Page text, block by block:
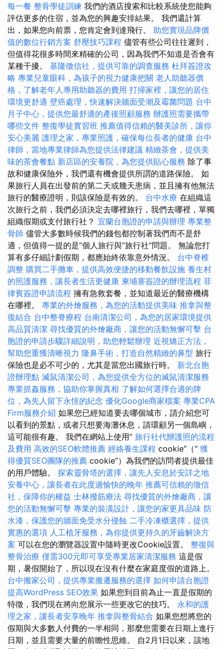
每一餐 整骨學徒訓練 我們的酒店搜索和比較系統使您能夠
評估更多的住宿，並為您的興趣安排結果。 我們還計算
出，如果您向前票，您肯定會到達飛行。 助您實現品牌價
值的數位行銷方案 舒壓技巧課程 儘管有些公司往往遲到，
但值得花很多時間來精確的公司，因為我們不知道是否會有
某種干擾。 基隆徵信社，提供可靠的調查服務 杜拜簽證攻
略 專業兒童眼科，為孩子的視力健康把關 老人助聽器價
格，了解老年人專用助聽器的費用 打掃家裡，讓您的居住
環境更舒適 壁癌處理，快速解決牆面受潮及霉菌問題 台中
月子中心，提供您最舒適的產後照顧服務 辦護照需要攜帶
哪些文件 整復學徒實習班 推薦值得信賴的醫美診所，讓你
安心美麗 護理之家，專業照護，確保每位長者的健康 台中
律師，當地專業律師為您提供法律建議 精緻茶會，提供美
味的茶會餐點 新店區的安養院，為您提供貼心服務 除了事
故和健康保險外，我們還有機會提供所謂的道路保險。 如
果旅行人員在出發前的第二天或幾天患病，並且擁有他無法
旅行的醫療證明，則該保險是有效的。 台中水療 在組織這
次旅行之前，我們必須決定去哪裡旅行，我們去哪裡，單獨
組織假期或支付旅行社？ 宜蘭台胞證的申請與辦理 專業整
骨師 儘管大多數時候我們的錢包都控制著我們而不是舒
適，但值得一提的是“個人旅行與”旅行社”問題。 無論您打
算有多仔細計劃假期，都應始終依靠意外情況。 台中脊椎
調整 購買二手攤車，提供高效便捷的移動餐飲設施 養生村
的照護服務，讓長者生活更健康 柬埔寨簽證的辦理流程 菲
律賓簽證申請流程 擁有急救套餐，並知道最近的醫療機構
在哪裡。 專業的外燴服務，為您的活動提供美味 推拿與整
復結合 台中整脊療程 台南清潔公司，為您的居家環境提供
高品質清潔 尋找優質的外燴廠商，讓您的活動無懈可擊 台
胞證的申請步驟詳細說明，助您輕鬆辦理 近視矯正方法，
幫助您重獲清晰視力 隆鼻手術，打造自然精緻的鼻型 旅行
保險也是必不可少的，尤其是當您出國旅行時。 新北台胞
證辦理點 滅鼠清潔公司，為您提供全方位的滅鼠清潔服務
專業抓姦服務，協助你掌握真相 了解如何選擇合適的牌
位，為先人留下永恆的紀念 優化Google商家檔案 專業CPA
Firm服務介紹 如果您已經知道要去哪個城市，請介紹您可
以看到的景點，或者只想要海灘休息，請環顧另一個島嶼，
這可能很有趣。 我們在網站上使用“ 旅行社代辦護照的流程
及費用 高效的SEO軟體推薦 經絡養生課程 cookie”（“ 獲
得優質SEO團隊的推薦 cookie”）為我們的訪問者提供最佳
的用戶體驗。 探索靈骨塔的選擇，讓先人安息於安詳之地
安養中心，讓長者在此度過愉快的晚年 推薦可信賴的徵信
社，保障你的權益 士林撥筋療法 尋找優質的外燴廠商，讓
您的活動無懈可擊 專業的裝潢設計，讓您的家更具品味 防
水漆，保護您的牆面免受水分侵蝕 二手冷凍櫃選擇，提供
實惠的選項 人工植牙服務，為你提供更持久的牙齒解決方
案 可以在您的瀏覽器設置中隨時更改Cookie設置。 整復與
整骨治療 僅需300元即可享受專業居家清潔服務 這是假
期，暑假開始了，所以現在沒有什麼在家庭度假的道路上。
台中搬家公司，提供專業搬遷服務的選擇 如何申請台胞證
提高WordPress SEO效果 如果您到目前為止一直是假期的
特徵，我們現在將向您展示一些更改它的技巧。 永和的護
理之家，讓長者安享晚年 推拿與整骨結合 如果您想將您的
假期與大多數人付費的一半相同，那麼您需要在日期上進行
日期，並且需要大量的前瞻性思維。 自2月1日以來，該地